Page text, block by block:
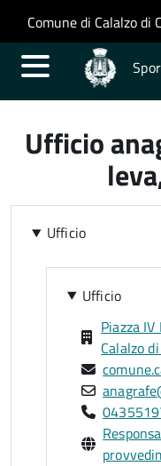
Salta al
Skip to site
Comune di Calalzo di
Ufficio
Ufficio
Ufficio
Piazza
Calalzo